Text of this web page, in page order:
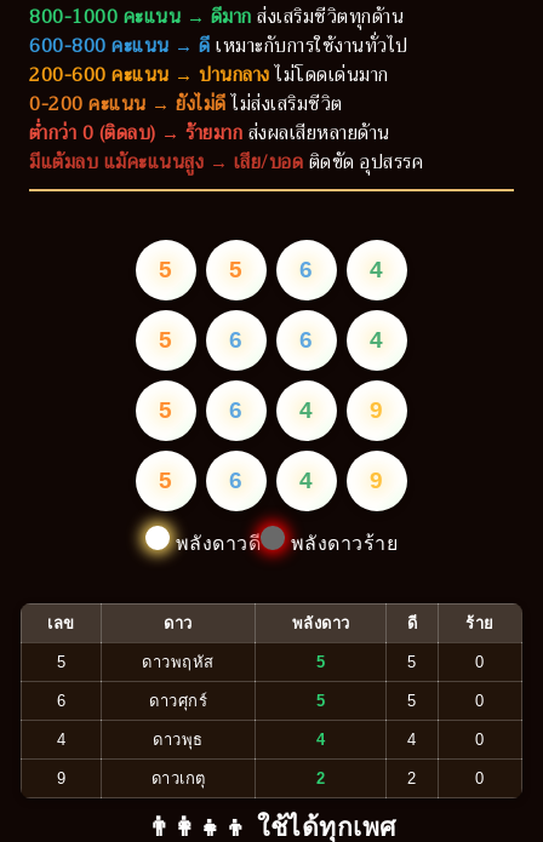
800-1000 คะแนน → ดีมากส่งเสริมชีวิตทุกด้าน
600-800 คะแนน → ดีเหมาะกับการใช้งานทั่วไป
200-600 คะแนน → ปานกลางไม่โดดเด่นมาก
0-200 คะแนน → ยังไม่ดีไม่ส่งเสริมชีวิต
ต่ำกว่า 0 (ติดลบ) → ร้ายมากส่งผลเสียหลายด้าน
มีแต้มลบ แม้คะแนนสูง → เสีย/บอดติดขัด อุปสรรค
5 5 6 4
5 6 6 4
5 6 4 9
5 6 4 9
พลังดาวดี พลังดาวร้าย
เลข ดาว พลังดาว ดี ร้าย
5 ดาวพฤหัส 5 5 0
6 ดาวศุกร์ 5 5 0
4 ดาวพุธ 4 4 0
9 ดาวเกตุ 2 2 0
👨‍👩‍👧‍👦 ใช้ได้ทุกเพศ